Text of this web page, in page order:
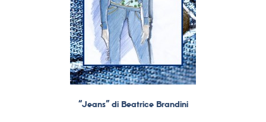
“Jeans” di Beatrice Brandini